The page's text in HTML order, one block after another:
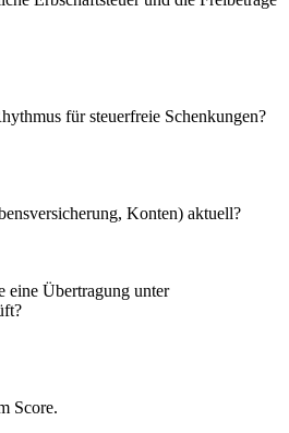
für steuerfreie Schenkungen?
Konten) aktuell?
eine Übertragung unter
Score.